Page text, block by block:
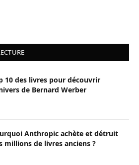
10 des livres pour découvrir
de Bernard Werber
Anthropic achète et détruit
millions de livres anciens ?